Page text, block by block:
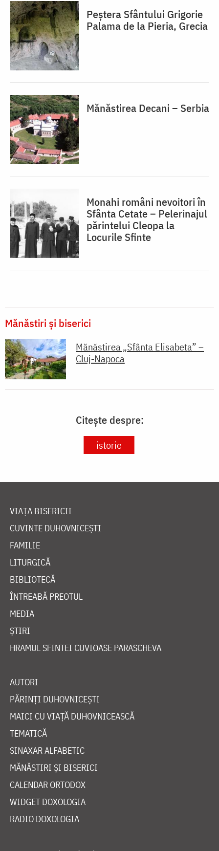
Peștera Sfântului Grigorie
Palama de la Pieria, Grecia
Mănăstirea Decani – Serbia
Monahi români nevoitori în
Sfânta Cetate – Pelerinajul
părintelui Cleopa la
Locurile Sfinte
Mănăstiri și biserici
Mănăstirea „Sfânta Elisabeta” –
Cluj-Napoca
Citește despre:
istorie
VIAȚA BISERICII
CUVINTE DUHOVNICEȘTI
FAMILIE
LITURGICĂ
BIBLIOTECĂ
ÎNTREABĂ PREOTUL
MEDIA
ȘTIRI
HRAMUL SFINTEI CUVIOASE PARASCHEVA
AUTORI
PĂRINȚI DUHOVNICEȘTI
MAICI CU VIAȚĂ DUHOVNICEASCĂ
TEMATICĂ
SINAXAR ALFABETIC
MĂNĂSTIRI ȘI BISERICI
CALENDAR ORTODOX
WIDGET DOXOLOGIA
RADIO DOXOLOGIA